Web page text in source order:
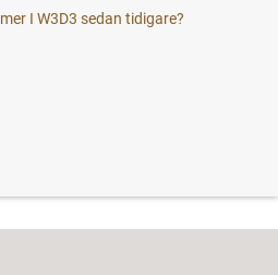
I W3D3 sedan tidigare?